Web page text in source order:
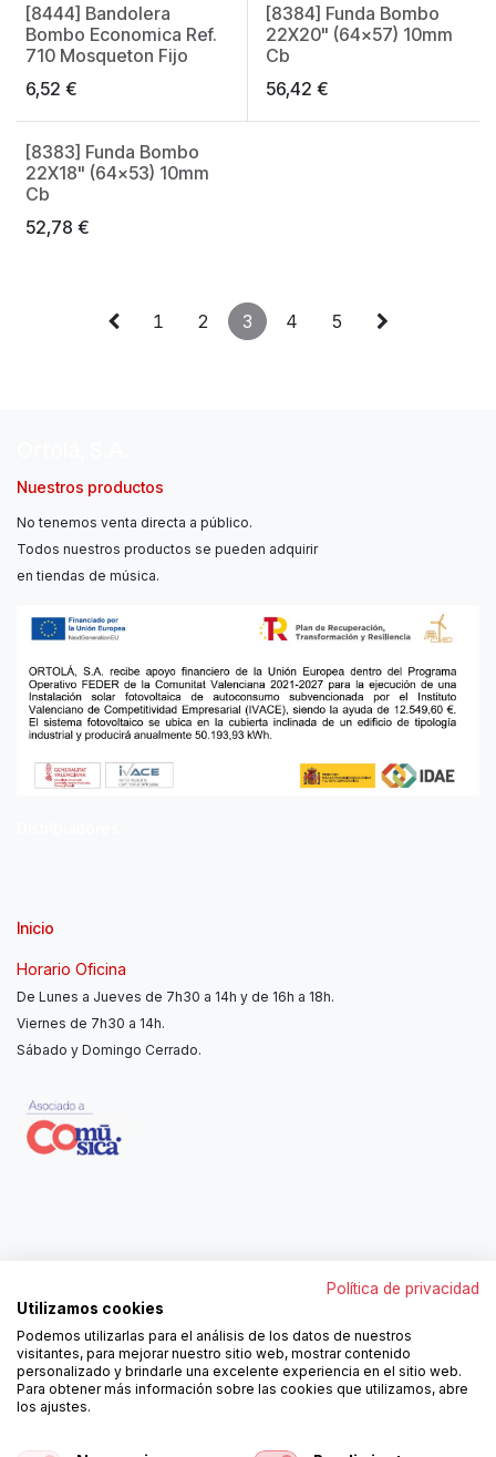
Made in Spain
[8444] Bandolera
Bombo Economica Ref.
710 Mosqueton Fijo
6,52 €
[8384] Funda Bombo
22X20" (64x57) 10mm
Cb
56,42 €
[8383] Funda Bombo
22X18" (64x53) 10mm
Cb
52,78 €
1 2 3 4 5
Nuestros productos
No tenemos venta directa a público.
Todos nuestros productos se pueden adquirir
en tiendas de música.
Inicio
Horario Oficina
De Lunes a Jueves de 7h30 a 14h y de 16h a 18h.
Viernes de 7h30 a 14h.
Sábado y Domingo Cerrado.
962250313
ortola@ortola-sa.es
Av. d'Albaida, s/n
46840 La Pobla del Duc (Valencia)
¡Síguenos!
Política de privacidad
Utilizamos cookies
Podemos utilizarlas para el análisis de los datos de nuestros
visitantes, para mejorar nuestro sitio web, mostrar contenido
personalizado y brindarle una excelente experiencia en el sitio web.
Para obtener más información sobre las cookies que utilizamos, abre
los ajustes.